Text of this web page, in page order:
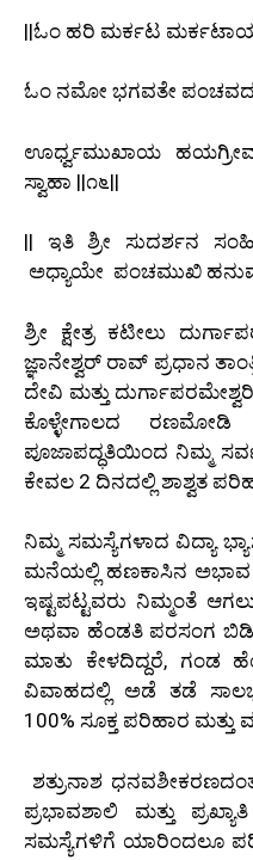
||ಓಂ ಹರಿ ಮರ್ಕಟ ಮರ್ಕಟಾಯ
ಓಂ ನಮೋ ಭಗವತೇ
ಊರ್ಧ್ವಮುಖಾಯ
ಸ್ವಾಹಾ ||೧೬||
|| ಇತಿ ಶ್ರೀ ಸುದರ್ಶನ
ಅಧ್ಯಾಯೇ ಪಂಚಮುಖಿ
ಶ್ರೀ ಕ್ಷೇತ್ರ ಕಟೀಲು
ಜ್ಞಾನೇಶ್ವರ್ ರಾವ್ ಪ್ರಧಾನ
ದೇವಿ ಮತ್ತು
ಕೊಳ್ಳೇಗಾಲದ ರಣಮೋಡಿ
ಪೂಜಾಪದ್ಧತಿಯಿಂದ ನಿಮ್ಮ
ಕೇವಲ 2 ದಿನದಲ್ಲಿ ಶಾಶ್ವತ
ನಿಮ್ಮ ಸಮಸ್ಯೆಗಳಾದ ವಿದ್ಯಾ
ಮನೆಯಲ್ಲಿ ಹಣಕಾಸಿನ ಅಭಾವ
ಇಷ್ಟಪಟ್ಟವರು ನಿಮ್ಮಂತೆ
ಅಥವಾ ಹೆಂಡತಿ ಪರಸಂಗ
ಮಾತು ಕೇಳದಿದ್ದರೆ, ಗಂಡ
ವಿವಾಹದಲ್ಲಿ ಅಡೆ ತಡೆ
100% ಸೂಕ್ತ ಪರಿಹಾರ ಮತ್ತು
ಶತ್ರುನಾಶ
ಪ್ರಭಾವಶಾಲಿ ಮತ್ತು
ಸಮಸ್ಯೆಗಳಿಗೆ ಯಾರಿಂದಲೂ